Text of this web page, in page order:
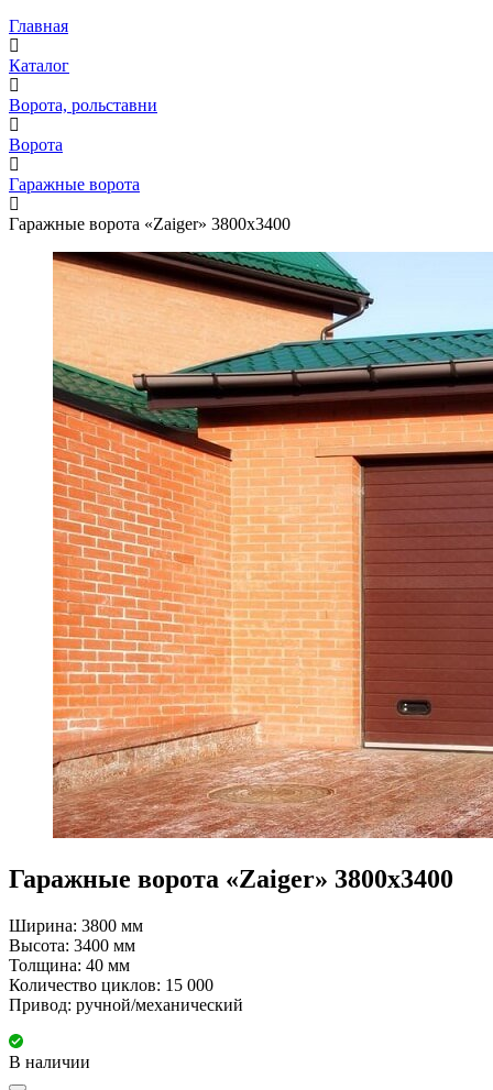
Главная
Каталог
Ворота, рольставни
Ворота
Гаражные ворота
Гаражные ворота «Zaiger» 3800х3400
Гаражные ворота «Zaiger» 3800х3400
Ширина: 3800 мм
Высота: 3400 мм
Толщина: 40 мм
Количество циклов: 15 000
Привод: ручной/механический
В наличии